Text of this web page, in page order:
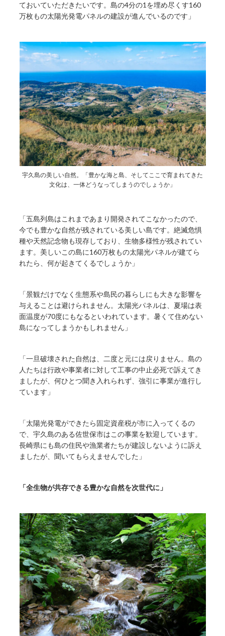
ておいていただきたいです。島の4分の1を埋め尽くす160
万枚もの太陽光発電パネルの建設が進んでいるのです」
宇久島の美しい自然。「豊かな海と島、そしてここで育まれてきた
文化は、一体どうなってしまうのでしょうか」
「五島列島はこれまであまり開発されてこなかったので、
今でも豊かな自然が残されている美しい島です。絶滅危惧
種や天然記念物も現存しており、生物多様性が残されてい
ます。美しいこの島に160万枚もの太陽光パネルが建てら
れたら、何が起きてくるでしょうか」
「景観だけでなく生態系や島民の暮らしにも大きな影響を
与えることは避けられません。太陽光パネルは、夏場は表
面温度が70度にもなるといわれています。暑くて住めない
島になってしまうかもしれません」
「一旦破壊された自然は、二度と元には戻りません。島の
人たちは行政や事業者に対して工事の中止必死で訴えてき
ましたが、何ひとつ聞き入れられず、強引に事業が進行し
ています」
「太陽光発電ができたら固定資産税が市に入ってくるの
で、宇久島のある佐世保市はこの事業を歓迎しています。
長崎県にも島の住民や漁業者たちが建設しないように訴え
ましたが、聞いてもらえませんでした」
「全生物が共存できる豊かな自然を次世代に」